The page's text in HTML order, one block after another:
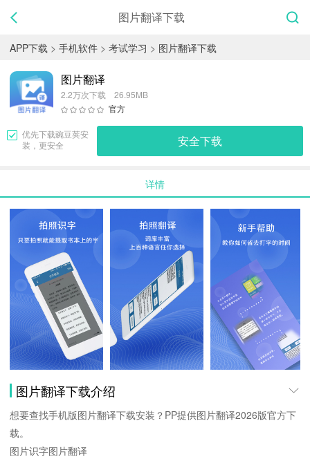
图片翻译下载
APP下载 > 手机软件 > 考试学习 > 图片翻译下载
图片翻译
2.2万次下载 26.95MB
官方
优先下载豌豆荚安
装，更安全
安全下载
详情
图片翻译下载介绍
想要查找手机版图片翻译下载安装？PP提供图片翻译2026版官方下
载。
图片识字图片翻译